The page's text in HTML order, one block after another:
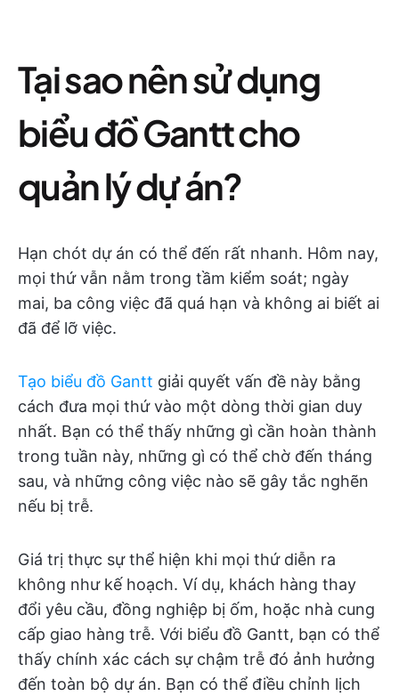
Tại sao nên sử dụng
biểu đồ Gantt cho
quản lý dự án?
Hạn chót dự án có thể đến rất nhanh. Hôm nay,
mọi thứ vẫn nằm trong tầm kiểm soát; ngày
mai, ba công việc đã quá hạn và không ai biết ai
đã để lỡ việc.
Tạo biểu đồ Gantt giải quyết vấn đề này bằng
cách đưa mọi thứ vào một dòng thời gian duy
nhất. Bạn có thể thấy những gì cần hoàn thành
trong tuần này, những gì có thể chờ đến tháng
sau, và những công việc nào sẽ gây tắc nghẽn
nếu bị trễ.
Giá trị thực sự thể hiện khi mọi thứ diễn ra
không như kế hoạch. Ví dụ, khách hàng thay
đổi yêu cầu, đồng nghiệp bị ốm, hoặc nhà cung
cấp giao hàng trễ. Với biểu đồ Gantt, bạn có thể
thấy chính xác cách sự chậm trễ đó ảnh hưởng
đến toàn bộ dự án. Bạn có thể điều chỉnh lịch